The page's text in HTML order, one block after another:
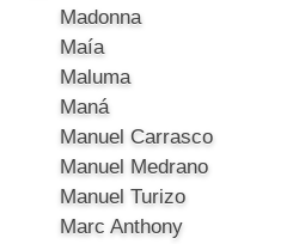
Madonna
Maía
Maluma
Maná
Manuel Carrasco
Manuel Medrano
Manuel Turizo
Marc Anthony